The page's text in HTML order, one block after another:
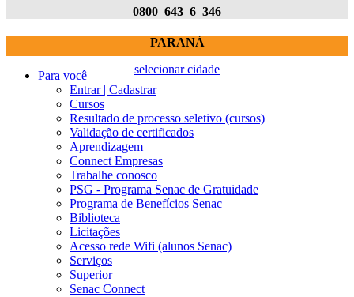
0800 643 6 346
PARANÁ
selecionar cidade
Para você
Entrar | Cadastrar
Cursos
Resultado de processo seletivo (cursos)
Validação de certificados
Aprendizagem
Connect Empresas
Trabalhe conosco
PSG - Programa Senac de Gratuidade
Programa de Benefícios Senac
Biblioteca
Licitações
Acesso rede Wifi (alunos Senac)
Serviços
Superior
Senac Connect